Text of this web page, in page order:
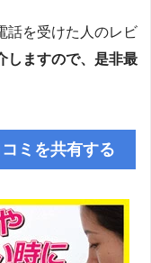
話を受けた人のレビ
しますので、是非最
ミを共有する